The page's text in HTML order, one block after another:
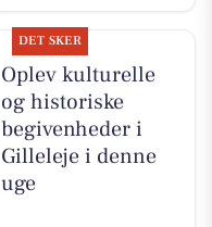
DET SKER
Oplev kulturelle
og historiske
begivenheder i
Gilleleje i denne
uge